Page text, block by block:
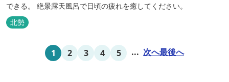
できる。 絶景露天風呂で日頃の疲れを癒してください。
北勢
1 2 3 4 5 ... 次へ最後へ